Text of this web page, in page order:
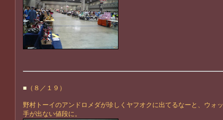
■ （８／１９）
野村トーイのアンドロメダが珍しくヤフオクに出てるなーと、ウォ
手が出ない値段に。